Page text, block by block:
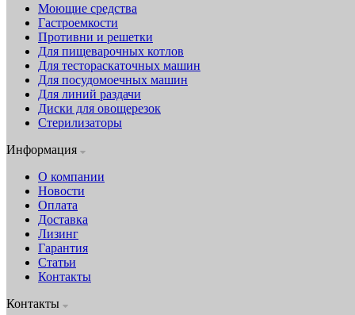
Моющие средства
Гастроемкости
Противни и решетки
Для пищеварочных котлов
Для тестораскаточных машин
Для посудомоечных машин
Для линий раздачи
Диски для овощерезок
Стерилизаторы
Информация
О компании
Новости
Оплата
Доставка
Лизинг
Гарантия
Статьи
Контакты
Контакты